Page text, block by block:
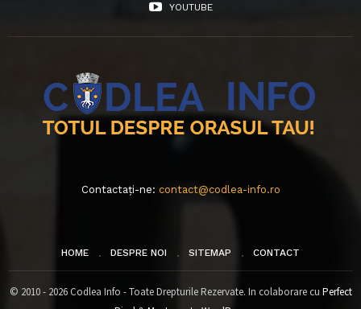
YOUTUBE
Contactați-ne: contact@codlea-info.ro
HOME DESPRE NOI SITEMAP CONTACT
© 2010 - 2026 Codlea Info - Toate Drepturile Rezervate. In colaborare cu Perfect